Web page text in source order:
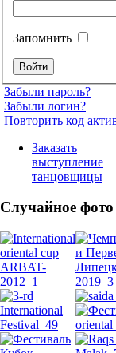
Запомнить
Забыли пароль?
Забыли логин?
Повторить код
Заказать
выступление
танцовщицы
Случайное фото